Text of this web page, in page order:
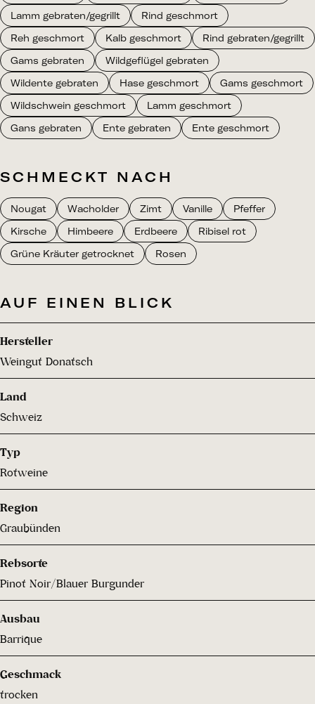
Lamm gebraten/gegrillt
Rind geschmort
Reh geschmort
Kalb geschmort
Rind gebraten/gegrillt
Gams gebraten
Wildgeflügel gebraten
Wildente gebraten
Hase geschmort
Gams geschmort
Wildschwein geschmort
Lamm geschmort
Gans gebraten
Ente gebraten Ente geschmort
SCHMECKT NACH
Nougat Wacholder Zimt Vanille
Pfeffer
Kirsche
Himbeere Erdbeere
Ribisel rot
Grüne Kräuter getrocknet
Rosen
AUF EINEN BLICK
Hersteller
Weingut Donatsch
Land
Schweiz
Typ
Rotweine
Region
Graubünden
Rebsorte
Pinot Noir/Blauer Burgunder
Ausbau
Barrique
Geschmack
trocken